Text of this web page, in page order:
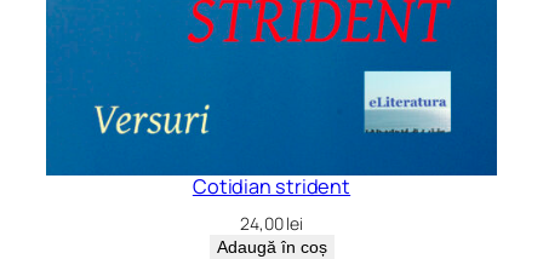
Cotidian strident
24,00lei
Adaugă în coș